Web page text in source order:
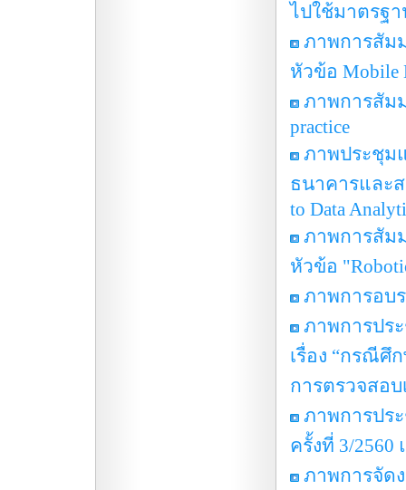
ไปใช้มาตรฐา
ภาพการสัมม
หัวข้อ Mobile
ภาพการสัมม
practice
ภาพประชุม
ธนาคารและส
to Data
ภาพการสัมม
หัวข้อ
ภาพการอบ
ภาพการปร
เรื่อง “กรณีศึ
การตรวจสอบ
ภาพการปร
ครั้งที่ 3/2560
ภาพการจัด